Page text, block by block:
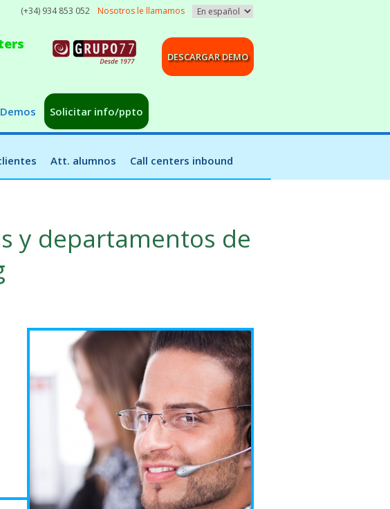
(+34) 934 853 052 Nosotros le llamamos
DESCARGAR DEMO
Demos Solicitar info/ppto
Att. alumnos Call centers inbound
y departamentos de